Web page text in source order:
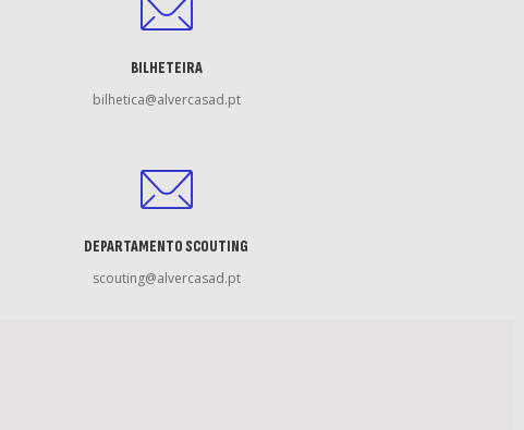
BILHETEIRA
bilhetica@alvercasad.pt
DEPARTAMENTO SCOUTING
scouting@alvercasad.pt